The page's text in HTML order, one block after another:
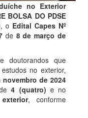
no Exterior
BOLSA DO PDSE
, o Edital Capes Nº
de 8 de março de
doutorandos que
no exterior,
novembro de 2024
de4 (quatro) e no
, conforme